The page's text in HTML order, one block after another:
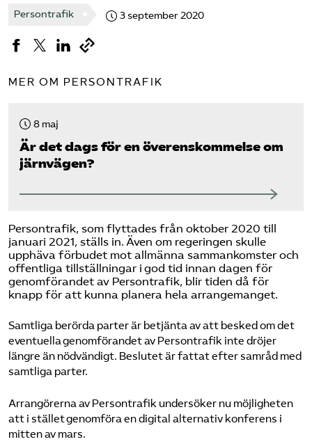
Persontrafik 3 september 2020
MER OM PERSONTRAFIK
8 maj
Är det dags för en överenskommelse om
järnvägen?
Persontrafik, som flyttades från oktober 2020 till
januari 2021, ställs in. Även om regeringen skulle
upphäva förbudet mot allmänna sammankomster och
offentliga tillställningar i god tid innan dagen för
genomförandet av Persontrafik, blir tiden då för
knapp för att kunna planera hela arrangemanget.
Samtliga berörda parter är betjänta av att besked om det
eventuella genomförandet av Persontrafik inte dröjer
längre än nödvändigt. Beslutet är fattat efter samråd med
samtliga parter.
Arrangörerna av Persontrafik undersöker nu möjligheten
att i stället genomföra en digital alternativ konferens i
mitten av mars.